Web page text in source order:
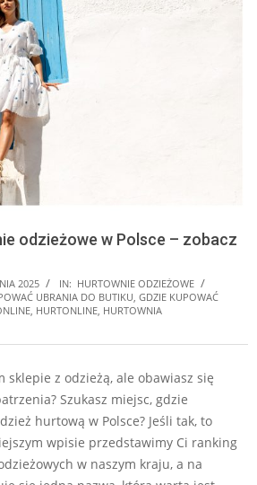
odzieżowe w Polsce – zobacz
2025 IN: HURTOWNIE ODZIEŻOWE
UBRANIA DO BUTIKU, GDZIE KUPOWAĆ
, HURTONLINE, HURTOWNIA
sklepie z odzieżą, ale obawiasz się
Szukasz miejsc, gdzie
hurtową w Polsce? Jeśli tak, to
wpisie przedstawimy Ci ranking
w naszym kraju, a na